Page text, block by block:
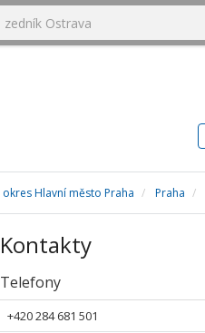
okres Hlavní město Praha Praha
Kontakty
Telefony
+420 284 681 501